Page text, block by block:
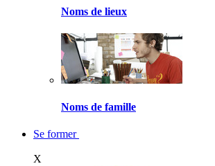
Noms de lieux
Noms de famille
Se former
X